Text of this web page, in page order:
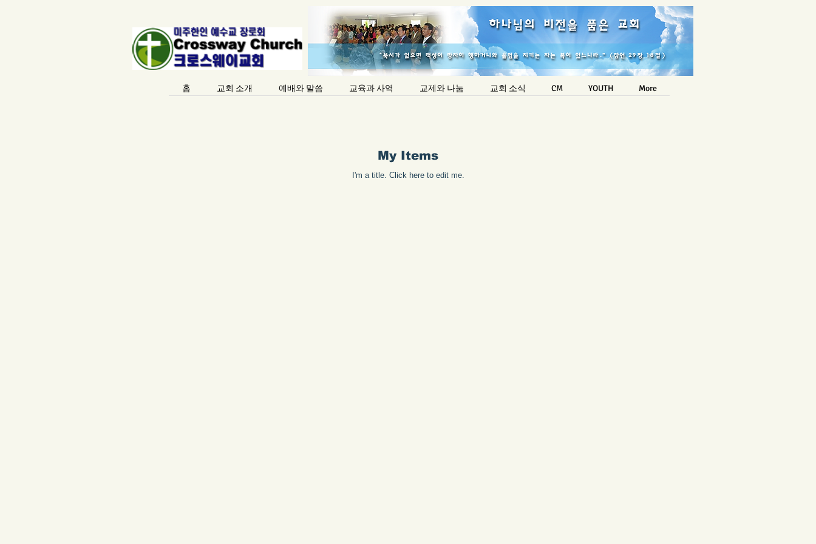
Login/Sign up
홈 교회 소개 예배와 말씀 교육과 사역 교제와 나눔 교회 소식 CM YOUTH More
My Items
I'm a title. ​Click here to edit me.